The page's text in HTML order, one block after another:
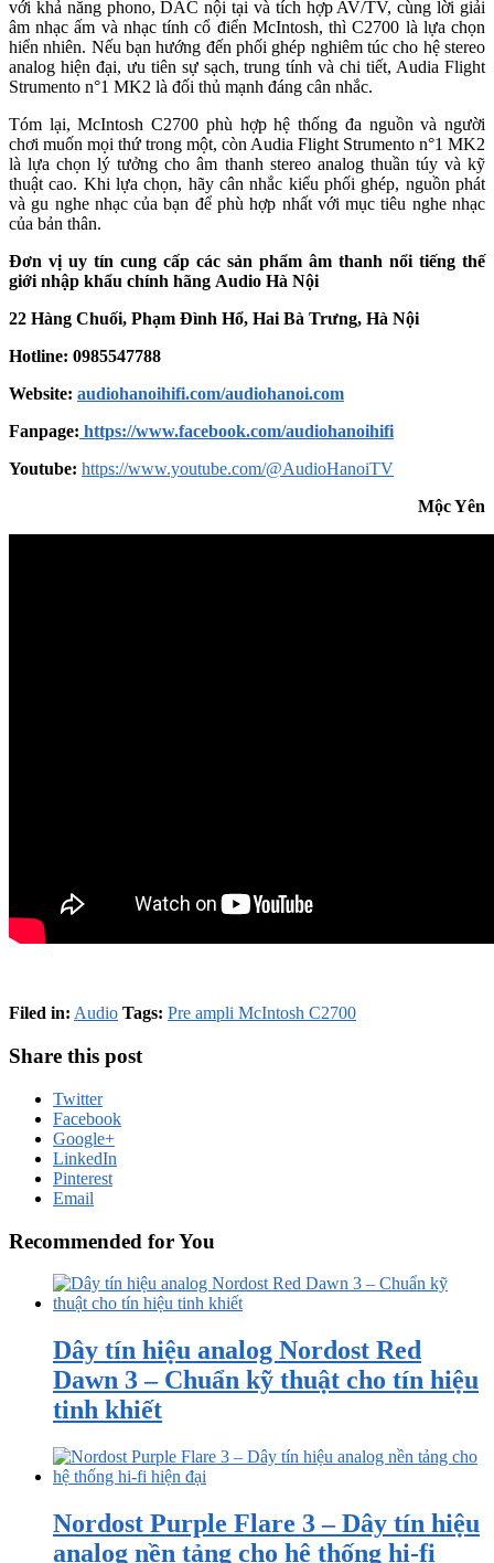
với khả năng phono, DAC nội tại và tích hợp AV/TV, cùng lời giải
âm nhạc ấm và nhạc tính cổ điển McIntosh, thì C2700 là lựa chọn
hiển nhiên. Nếu bạn hướng đến phối ghép nghiêm túc cho hệ stereo
analog hiện đại, ưu tiên sự sạch, trung tính và chi tiết, Audia Flight
Strumento n°1 MK2 là đối thủ mạnh đáng cân nhắc.
Tóm lại, McIntosh C2700 phù hợp hệ thống đa nguồn và người
chơi muốn mọi thứ trong một, còn Audia Flight Strumento n°1 MK2
là lựa chọn lý tưởng cho âm thanh stereo analog thuần túy và kỹ
thuật cao. Khi lựa chọn, hãy cân nhắc kiểu phối ghép, nguồn phát
và gu nghe nhạc của bạn để phù hợp nhất với mục tiêu nghe nhạc
của bản thân.
Đơn vị uy tín cung cấp các sản phẩm âm thanh nổi tiếng thế
giới nhập khẩu chính hãng Audio Hà Nội
22 Hàng Chuối, Phạm Đình Hổ, Hai Bà Trưng, Hà Nội
Hotline: 0985547788
Website: audiohanoihifi.com/audiohanoi.com
Fanpage: https://www.facebook.com/audiohanoihifi
Youtube: https://www.youtube.com/@AudioHanoiTV
Mộc Yên
Filed in: Audio Tags: Pre ampli McIntosh C2700
Share this post
Twitter
Facebook
Google+
LinkedIn
Pinterest
Email
Recommended for You
Dây tín hiệu analog Nordost Red
Dawn 3 – Chuẩn kỹ thuật cho tín hiệu
tinh khiết
Nordost Purple Flare 3 – Dây tín hiệu
analog nền tảng cho hệ thống hi-fi